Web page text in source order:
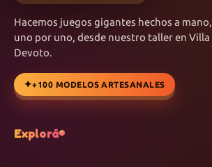
Hacemos juegos gigantes hechos a mano,
uno por uno, desde nuestro taller en Villa
Devoto.
+100 MODELOS ARTESANALES
Explorá